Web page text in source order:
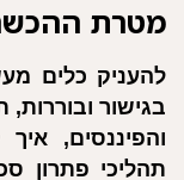
מטרת
להעניק כלים
בגישור
והפיננסים,
תהליכי פתרון